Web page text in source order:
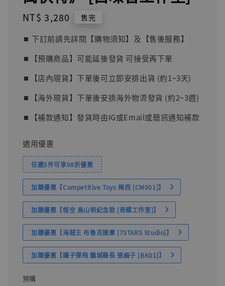
Regular
NT$ 3,280 售完
⏹︎ 下訂前請先詳閱【購物須知】及【售後服務】
⏹︎【預購商品】可能延後發貨 可接受再下單
⏹︎【店內現貨】下單後可立即安排出貨 (約1~3天)
⏹︎【海外現貨】下單後安排海外物流發貨 (約2~3週)
⏹︎【補款通知】發貨時由IG或Email或簡訊通知補款
適用優惠
任選5件可享98折優惠
加購優惠【Competitive Toys 梅西 [CM001]】
加購優惠【悟空 鳥山明紀念款 [奇蹟工作室]】
加購優惠【海賊王 布魯克達摩 [7STARS Studio]】
加購優惠【讓子彈飛 鵝城縣長 張麻子 [BK01]】
預購